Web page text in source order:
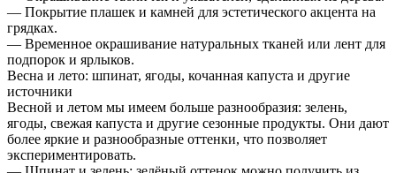
— Покрытие плашек и камней для эстетического акцента на
грядках.
— Временное окрашивание натуральных тканей или лент для
подпорок и ярлыков.
Весна и лето: шпинат, ягоды, кочанная капуста и другие
источники
Весной и летом мы имеем больше разнообразия: зелень,
ягоды, свежая капуста и другие сезонные продукты. Они дают
более яркие и разнообразные оттенки, что позволяет
экспериментировать.